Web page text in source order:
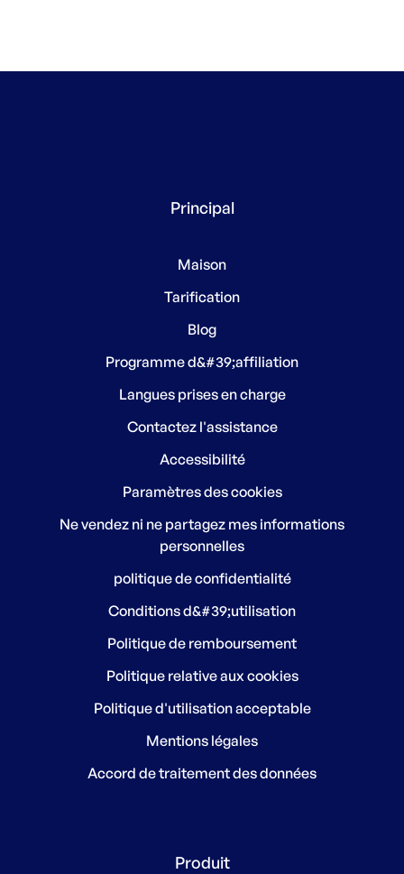
Principal
Maison
Tarification
Blog
Programme d&#39;affiliation
Langues prises en charge
Contactez l'assistance
Accessibilité
Paramètres des cookies
Ne vendez ni ne partagez mes informations
personnelles
politique de confidentialité
Conditions d&#39;utilisation
Politique de remboursement
Politique relative aux cookies
Politique d'utilisation acceptable
Mentions légales
Accord de traitement des données
Produit